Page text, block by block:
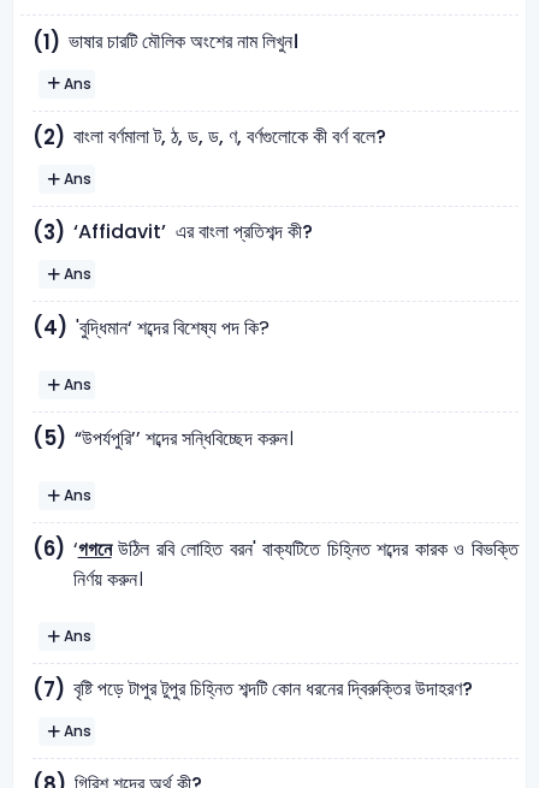
(1) ভাষার চারটি মৌলিক অংশের নাম লিখুন।
Ans
(2) বাংলা বর্ণমালা ট, ঠ, ড, ড, ণ, বর্ণগুলোকে কী বর্ণ বলে?
Ans
(3) ‘Affidavit’ এর বাংলা প্রতিশব্দ কী?
Ans
(4) 'বুদ্ধিমান‘ শব্দের বিশেষ্য পদ কি?
Ans
(5) “উপর্যপুরি’’ শব্দের সন্ধিবিচ্ছেদ করুন।
Ans
(6) ‘গগনেউঠিল রবি লােহিত বরন' বাক্যটিতে চিহ্নিত শব্দের কারক ও বিভক্তি
নির্ণয় করুন।
Ans
(7) বৃষ্টি পড়ে টাপুর টুপুর চিহ্নিত শব্দটি কোন ধরনের দ্বিরুক্তির উদাহরণ?
Ans